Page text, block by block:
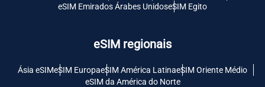
eSIM Emirados Árabes UnidoseSIM Egito
eSIM regionais
Ásia eSIMeSIM EuropaeSIM América LatinaeSIM Oriente Médio
eSIM da América do Norte